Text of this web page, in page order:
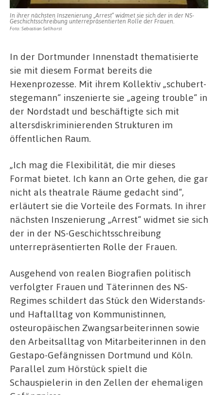
In ihrer nächsten Inszenierung „Arrest“ widmet sie sich der in der NS-
Geschichtsschreibung unterrepräsentierten Rolle der Frauen.
Foto: Sebastian Sellhorst
In der Dortmunder Innenstadt thematisierte
sie mit diesem Format bereits die
Hexenprozesse. Mit ihrem Kollektiv „schubert-
stegemann“ inszenierte sie „ageing trouble“ in
der Nordstadt und beschäftigte sich mit
altersdiskriminierenden Strukturen im
öffentlichen Raum.
„Ich mag die Flexibilität, die mir dieses
Format bietet. Ich kann an Orte gehen, die gar
nicht als theatrale Räume gedacht sind“,
erläutert sie die Vorteile des Formats. In ihrer
nächsten Inszenierung „Arrest“ widmet sie sich
der in der NS-Geschichtsschreibung
unterrepräsentierten Rolle der Frauen.
Ausgehend von realen Biografien politisch
verfolgter Frauen und Täterinnen des NS-
Regimes schildert das Stück den Widerstands-
und Haftalltag von Kommunistinnen,
osteuropäischen Zwangsarbeiterinnen sowie
den Arbeitsalltag von Mitarbeiterinnen in den
Gestapo-Gefängnissen Dortmund und Köln.
Parallel zum Hörstück spielt die
Schauspielerin in den Zellen der ehemaligen